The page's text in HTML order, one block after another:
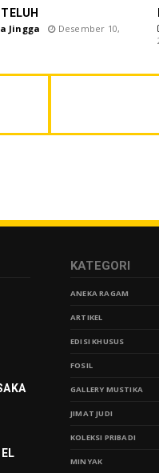
Jingga
Desember 10,
KATEGORI
ANEKA RAGAM
ARTIKEL
EDISI KHUSUS
FOSIL
GALLERY MUSTIKA
JIMAT JUDI
KOLEKSI PRIBADI
MINYAK